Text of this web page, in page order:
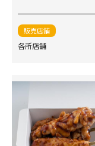
販売店舗
各所店舗